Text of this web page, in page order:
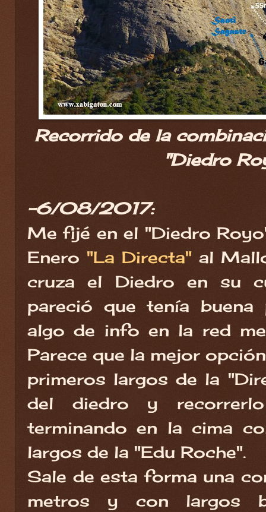
Recorrido de la
"Diedro
-6/08/2017:
Me fijé en el "Diedro
Enero "La Directa" al
cruza el Diedro en su
pareció que tenía buena
algo de info en la red
Parece que la mejor
primeros largos de la
del diedro y
terminando en la cima
largos de la "Edu Roche".
Sale de esta forma una
metros y con largos